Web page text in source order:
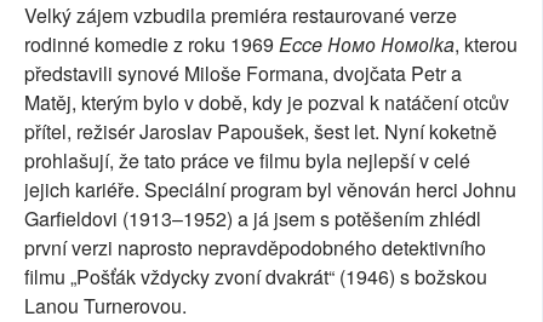
Velký zájem vzbudila premiéra restaurované verze
rodinné komedie z roku 1969 Ecce Номо Номоlka, kterou
představili synové Miloše Formana, dvojčata Petr a
Matěj, kterým bylo v době, kdy je pozval k natáčení otcův
přítel, režisér Jaroslav Papoušek, šest let. Nyní koketně
prohlašují, že tato práce ve filmu byla nejlepší v celé
jejich kariéře. Speciální program byl věnován herci Johnu
Garfieldovi (1913–1952) a já jsem s potěšením zhlédl
první verzi naprosto nepravděpodobného detektivního
filmu „Pošťák vždycky zvoní dvakrát“ (1946) s božskou
Lanou Turnerovou.